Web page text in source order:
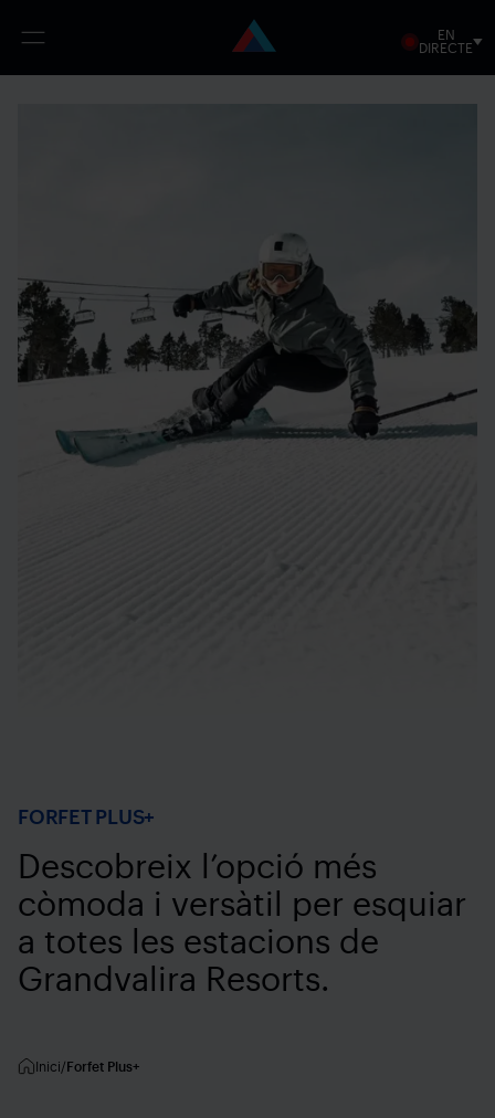
Open
EN
DIRECTE
FORFET PLUS+
Descobreix l’opció més
còmoda i versàtil per esquiar
a totes les estacions de
Grandvalira Resorts.
Inici Forfet Plus+